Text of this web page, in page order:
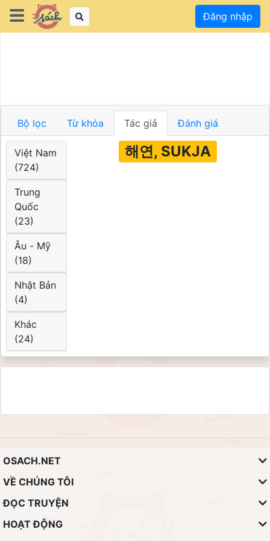
Đăng nhập
Bộ lọc Từ khóa Tác giả Đánh giá
Việt Nam
(724)
Trung
Quốc
(23)
Âu - Mỹ
(18)
Nhật Bản
(4)
Khác
(24)
해연, SUKJA
OSACH.NET
VỀ CHÚNG TÔI
ĐỌC TRUYỆN
HOẠT ĐỘNG